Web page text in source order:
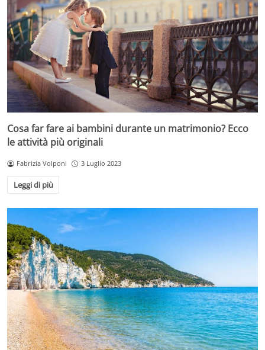
Cosa far fare ai bambini durante un matrimonio? Ecco
le attività più originali
Fabrizia Volponi 3 Luglio 2023
Leggi di più